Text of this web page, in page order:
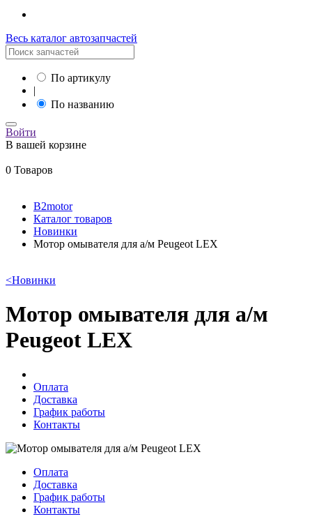
Весь каталог автозапчастей
По артикулу
|
По названию
Войти
В вашей корзине
0 Товаров
B2motor
Каталог товаров
Новинки
Мотор омывателя для а/м Peugeot LEX
<Новинки
Мотор омывателя для а/м
Peugeot LEX
Оплата
Доставка
График работы
Контакты
Оплата
Доставка
График работы
Контакты